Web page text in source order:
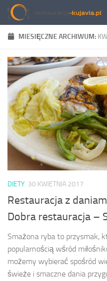
Przeskocz do treści
MIESIĘCZNE ARCHIWUM:
DIETY 30 KWIETNIA 2017
Restauracja z
Dobra restauracja –
Smażona ryba to przysmak,
popularnością wśród
możemy wybierać spośród
świeże i smaczne dania